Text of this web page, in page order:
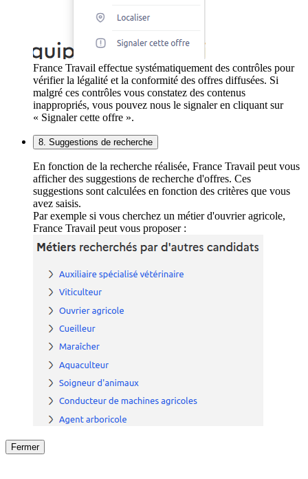
France Travail effectue systématiquement des contrôles pour
vérifier la légalité et la conformité des offres diffusées. Si
malgré ces contrôles vous constatez des contenus
inappropriés, vous pouvez nous le signaler en cliquant sur
« Signaler cette offre ».
8. Suggestions de recherche
En fonction de la recherche réalisée, France Travail peut vous
afficher des suggestions de recherche d'offres. Ces
suggestions sont calculées en fonction des critères que vous
avez saisis.
Par exemple si vous cherchez un métier d'ouvrier agricole,
France Travail peut vous proposer :
Fermer